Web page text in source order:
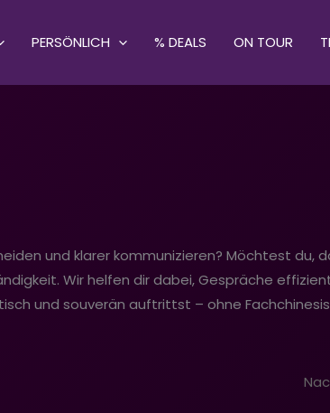
PERSÖNLICH % DEALS ON TOUR
und klarer kommunizieren? Möchtest du,
Wir helfen dir dabei, Gespräche
und souverän auftrittst – ohne